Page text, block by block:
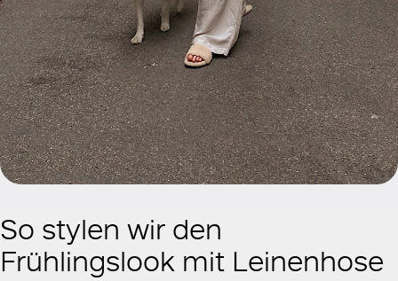
So stylen wir den
Frühlingslook mit Leinenhose